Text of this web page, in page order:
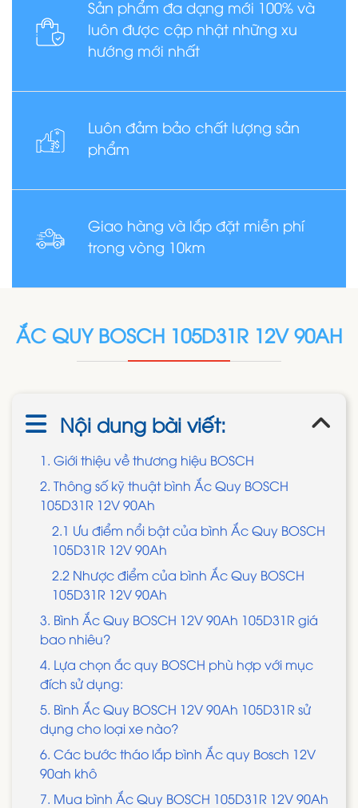
Sản phẩm đa dạng mới 100% và
luôn được cập nhật những xu
hướng mới nhất
Luôn đảm bảo chất lượng sản
phẩm
Giao hàng và lắp đặt miễn phí
trong vòng 10km
ẮC QUY BOSCH 105D31R 12V 90AH
Nội dung bài viết:
1. Giới thiệu về thương hiệu BOSCH
2. Thông số kỹ thuật bình Ắc Quy BOSCH
105D31R 12V 90Ah
2.1 Ưu điểm nổi bật của bình Ắc Quy BOSCH
105D31R 12V 90Ah
2.2 Nhược điểm của bình Ắc Quy BOSCH
105D31R 12V 90Ah
3. Bình Ắc Quy BOSCH 12V 90Ah 105D31R giá
bao nhiêu?
4. Lựa chọn ắc quy BOSCH phù hợp với mục
đích sử dụng:
5. Bình Ắc Quy BOSCH 12V 90Ah 105D31R sử
dụng cho loại xe nào?
​​6. Các bước tháo lắp bình Ắc quy Bosch 12V
90ah khô
7. Mua bình Ắc Quy BOSCH 105D31R 12V 90Ah